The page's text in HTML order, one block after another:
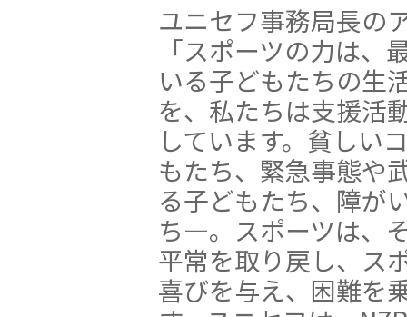
ユニセフ事務局長の
「スポーツの力は
いる子どもたちの生
を、私たちは支援活
しています。貧しい
もたち、緊急事態や
る子どもたち、障が
ち—。スポーツは、
平常を取り戻し、ス
喜びを与え、困難を